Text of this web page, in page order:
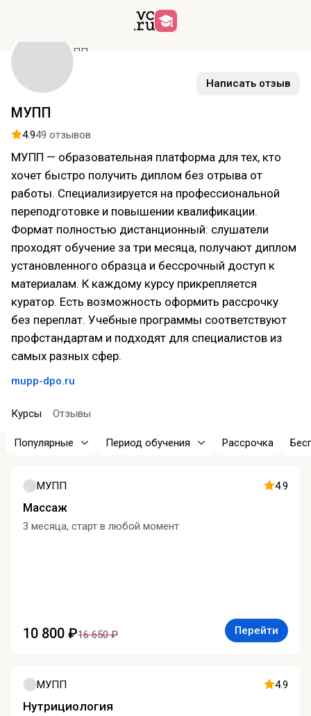
Курсы МУПП
Написать отзыв
МУПП
4.949 отзывов
МУПП — образовательная платформа для тех, кто
хочет быстро получить диплом без отрыва от
работы. Специализируется на профессиональной
переподготовке и повышении квалификации.
Формат полностью дистанционный: слушатели
проходят обучение за три месяца, получают диплом
установленного образца и бессрочный доступ к
материалам. К каждому курсу прикрепляется
куратор. Есть возможность оформить рассрочку
без переплат. Учебные программы соответствуют
профстандартам и подходят для специалистов из
самых разных сфер.
mupp-dpo.ru
Курсы Отзывы
Популярные Период обучения Рассрочка
МУПП 4.9
Массаж
3 месяца, старт в любой момент
10 800 ₽16 650 ₽ Перейти
МУПП 4.9
Нутрициология